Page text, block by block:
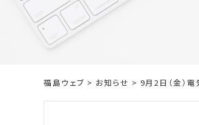
福島ウェブ > お知らせ > 9月2日（金）